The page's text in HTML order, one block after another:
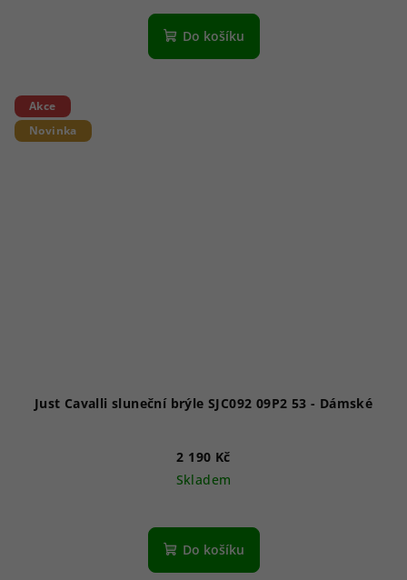
Do košíku
Akce
Novinka
Just Cavalli sluneční brýle SJC092 09P2 53 - Dámské
2 190 Kč
Skladem
Do košíku